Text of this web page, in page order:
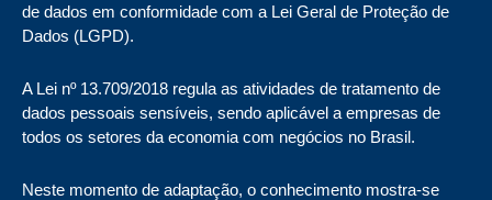
de dados em conformidade com a Lei Geral de Proteção de
Dados (LGPD).
A Lei nº 13.709/2018 regula as atividades de tratamento de
dados pessoais sensíveis, sendo aplicável a empresas de
todos os setores da economia com negócios no Brasil.
Neste momento de adaptação, o conhecimento mostra-se